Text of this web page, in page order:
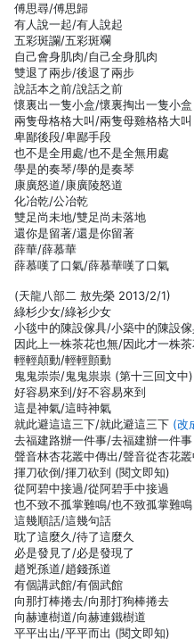
傅思尋/傅思歸
有人說一起/有人說起
五彩斑讕/五彩斑斕
自己會身肌肉/自己全身肌肉
雙退了兩步/後退了兩步
說話本之前/說話之前
懷裏出一隻小盒/懷裏掏出一隻小盒
兩隻母格格大叫/兩隻母雞格格大叫
卑鄙後段/卑鄙手段
也不是全用處/也不是全無用處
學是的奏琴/學的是奏琴
康廣怒道/康廣陵怒道
化冶乾/公冶乾
雙足尚未地/雙足尚未落地
還你是留著/還是你留著
薛華/薛慕華
薛慕嘆了口氣/薛慕華嘆了口氣
(天龍八部二 敖先榮 2013/2/1)
綠杉少女/綠衫少女
小毯中的陳設傢具/小築中的陳設
因此上一株茶花也無/因此才一株
輕輕顛動/輕輕顫動
鬼鬼崇崇/鬼鬼祟祟 (第十三回文中)
好容易來到/好不容易來到
這是神氣/這時神氣
就此避這這三下/就此避這三下 (改
去福建路辦一件事/去福建辦一件事
聲音林杏花叢中傳出/聲音從杏花叢
揮刀砍倒/揮刀砍到 (閱文即知)
從阿碧中接過/從阿碧手中接過
也不致不孤掌難鳴/也不致孤掌難鳴
這幾順話/這幾句話
耽了這麼久/待了這麼久
必是發見了/必是發現了
趙兇孫道/趙錢孫道
有個講武館/有個武館
向那打棒捲去/向那打狗棒捲去
向赫連樹道/向赫連鐵樹道
平平出出/平平而出 (閱文即知)